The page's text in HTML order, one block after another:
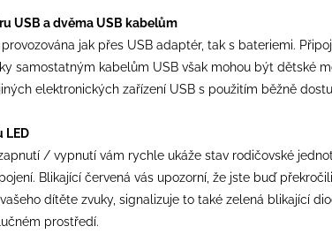
USB a dvěma USB kabelům
jak přes USB adaptér, tak s bateriemi.
samostatným kabelům USB však mohou být dětské
elektronických zařízení USB s použitím běžně
LED
/ vypnutí vám rychle ukáže stav rodičovské
Blikající červená vás upozorní, že jste buď
dítěte zvuky, signalizuje to také zelená blikající
prostředí.